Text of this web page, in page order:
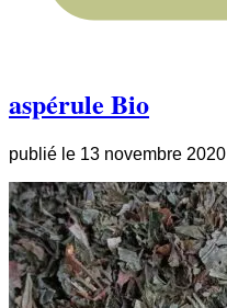
aspérule Bio
publié le 13 novembre 2020